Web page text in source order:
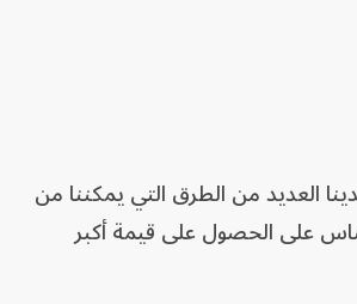
العديد من الطرق التي يمكننا من
على الحصول على قيمة أكبر